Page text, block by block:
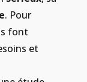
. Pour
font
et